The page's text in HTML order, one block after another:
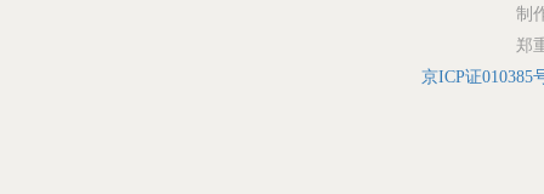
制
郑
京ICP证010385